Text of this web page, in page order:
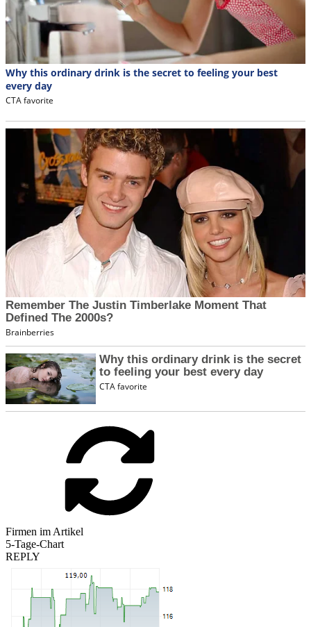
Firmen im Artikel
5-Tage-Chart
REPLY